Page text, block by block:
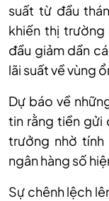
suất từ đầu
khiến thị trường
đầu giảm dần
lãi suất về vùng
Dự báo về
tin rằng tiền gửi
trưởng nhờ
ngân hàng số
Sự chênh lệch